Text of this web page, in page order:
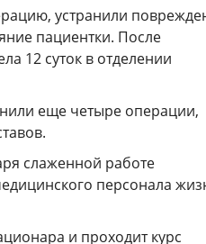
устранили
пациентки. После
12 суток в отделении
еще четыре операции,
слаженной работе
персонала
и проходит курс